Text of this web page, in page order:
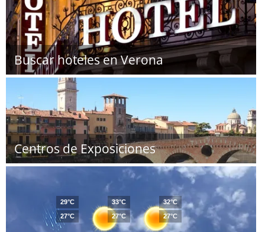
Buscar hoteles en Verona
Centros de Exposiciones
29°C
27°C
33°C
27°C
32°C
27°C